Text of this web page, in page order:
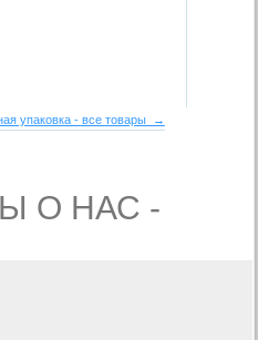
упаковка - все товары →
О НАС -